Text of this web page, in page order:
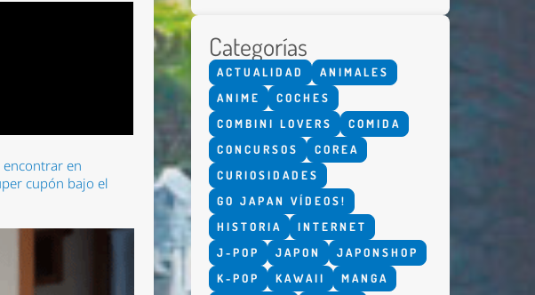
en
cupón bajo el
Categorías
ACTUALIDAD
ANIMALES
ANIME
COCHES
COMBINI LOVERS
COMIDA
CONCURSOS
COREA
CURIOSIDADES
GO JAPAN VÍDEOS!
HISTORIA
INTERNET
J-POP
JAPON
JAPONSHOP
K-POP
KAWAII
MANGA
Enviar